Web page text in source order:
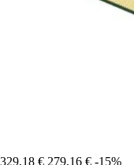
329,18 € 279,16 € -15%